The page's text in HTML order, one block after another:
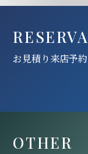
お見積り来店予
OTHER